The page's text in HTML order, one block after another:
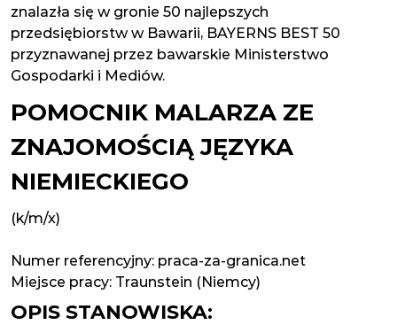
znalazła się w gronie 50 najlepszych
przedsiębiorstw w Bawarii, BAYERNS BEST 50
przyznawanej przez bawarskie Ministerstwo
Gospodarki i Mediów.
POMOCNIK MALARZA ZE
ZNAJOMOŚCIĄ JĘZYKA
NIEMIECKIEGO
(k/m/x)
Numer referencyjny: praca-za-granica.net
Miejsce pracy: Traunstein (Niemcy)
OPIS STANOWISKA: